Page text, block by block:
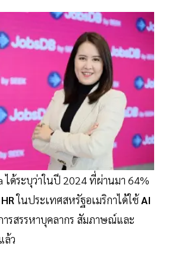
ได้ระบุว่าในปี 2024 ที่ผ่านมา 64%
HRในประเทศสหรัฐอเมริกาได้ใช้AI
รสรรหาบุคลากร สัมภาษณ์และ
ล้ว